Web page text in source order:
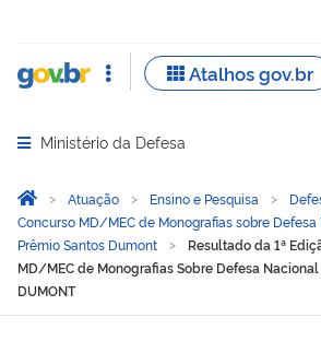
Abrir menu principal de navegação
Ministério da Defesa
Você está aqui:
Página Inicial
Atuação Ensino e Pesquisa
Concurso MD/MEC de Monografias sobre
Prêmio Santos Dumont
Resultado da 1ª
MD/MEC de Monografias Sobre Defesa Nacional
DUMONT